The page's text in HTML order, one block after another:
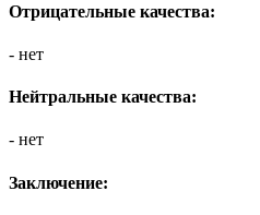
Отрицательные качества:
- нет
Нейтральные качества:
- нет
Заключение: